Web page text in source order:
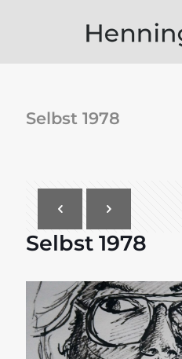
Selbst 1978
Selbst 1978